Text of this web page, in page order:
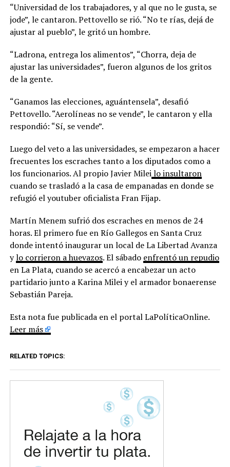
“Universidad de los trabajadores, y al que no le gusta, se
jode”, le cantaron. Pettovello se rió. “No te rías, dejá de
ajustar al pueblo”, le gritó un hombre.
“Ladrona, entrega los alimentos”, “Chorra, deja de
ajustar las universidades”, fueron algunos de los gritos
de la gente.
“Ganamos las elecciones, aguántensela”, desafió
Pettovello. “Aerolíneas no se vende”, le cantaron y ella
respondió: “Sí, se vende”.
Luego del veto a las universidades, se empezaron a hacer
frecuentes los escraches tanto a los diputados como a
los funcionarios. Al propio Javier Mileilo insultaron
cuando se trasladó a la casa de empanadas en donde se
refugió el youtuber oficialista Fran Fijap.
Martín Menem sufrió dos escraches en menos de 24
horas. El primero fue en Río Gallegos en Santa Cruz
donde intentó inaugurar un local de La Libertad Avanza
ylo corrieron a huevazos. El sábado enfrentó un repudio
en La Plata, cuando se acercó a encabezar un acto
partidario junto a Karina Milei y el armador bonaerense
Sebastián Pareja.
Esta nota fue publicada en el portal LaPolíticaOnline.
Leer más
RELATED TOPICS: